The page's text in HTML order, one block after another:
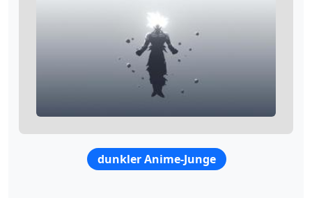
dunkler Anime-Junge